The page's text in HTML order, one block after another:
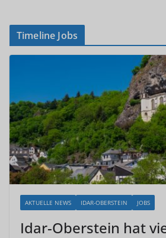
Timeline Jobs
AKTUELLE NEWS IDAR-OBERSTEIN JOBS
Idar-Oberstein hat